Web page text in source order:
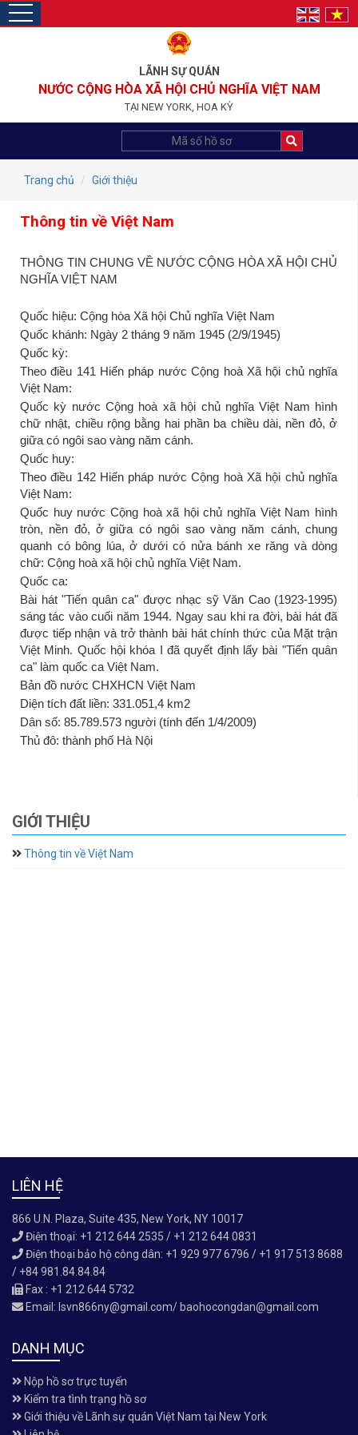
LÃNH SỰ QUÁN
NƯỚC CỘNG HÒA XÃ HỘI CHỦ NGHĨA VIỆT NAM
TẠI NEW YORK, HOA KỲ
toggle
navigation
Trang chủ Giới thiệu
Thông tin về Việt Nam
THÔNG TIN CHUNG VỀ NƯỚC CỘNG HÒA XÃ HỘI CHỦ
NGHĨA VIỆT NAM
Quốc hiệu: Cộng hòa Xã hội Chủ nghĩa Việt Nam
Quốc khánh: Ngày 2 tháng 9 năm 1945 (2/9/1945)
Quốc kỳ:
Theo điều 141 Hiến pháp nước Cộng hoà Xã hội chủ nghĩa
Việt Nam:
Quốc kỳ nước Cộng hoà xã hội chủ nghĩa Việt Nam hình
chữ nhật, chiều rộng bằng hai phần ba chiều dài, nền đỏ, ở
giữa có ngôi sao vàng năm cánh.
Quốc huy:
Theo điều 142 Hiến pháp nước Cộng hoà Xã hội chủ nghĩa
Việt Nam:
Quốc huy nước Cộng hoà xã hội chủ nghĩa Việt Nam hình
tròn, nền đỏ, ở giữa có ngôi sao vàng năm cánh, chung
quanh có bông lúa, ở dưới có nửa bánh xe răng và dòng
chữ: Cộng hoà xã hội chủ nghĩa Việt Nam.
Quốc ca:
Bài hát "Tiến quân ca" được nhạc sỹ Văn Cao (1923-1995)
sáng tác vào cuối năm 1944. Ngay sau khi ra đời, bài hát đã
được tiếp nhận và trở thành bài hát chính thức của Mặt trận
Việt Minh. Quốc hội khóa I đã quyết định lấy bài "Tiến quân
ca" làm quốc ca Việt Nam.
Bản đồ nước CHXHCN Việt Nam
Diện tích đất liền: 331.051,4 km2
Dân số: 85.789.573 người (tính đến 1/4/2009)
Thủ đô: thành phố Hà Nội
GIỚI THIỆU
Thông tin về Việt Nam
LIÊN HỆ
866 U.N. Plaza, Suite 435, New York, NY 10017
Điện thoại: +1 212 644 2535 / +1 212 644 0831
Điện thoại bảo hộ công dân: +1 929 977 6796 / +1 917 513 8688
/ +84 981.84.84.84
Fax : +1 212 644 5732
Email: lsvn866ny@gmail.com/ baohocongdan@gmail.com
DANH MỤC
Nộp hồ sơ trực tuyến
Kiểm tra tình trạng hồ sơ
Giới thiệu về Lãnh sự quán Việt Nam tại New York